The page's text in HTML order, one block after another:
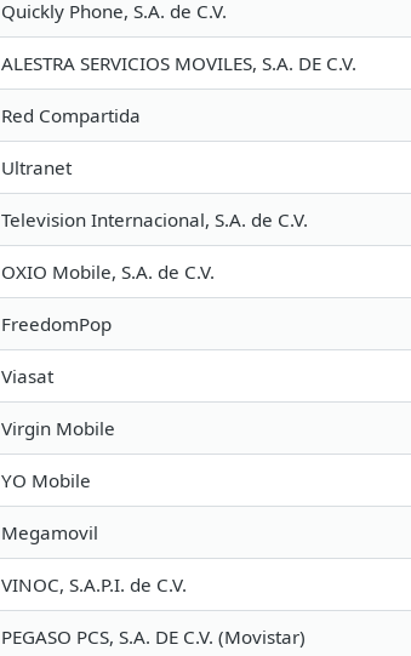
Quickly Phone, S.A. de C.V.
ALESTRA SERVICIOS MOVILES, S.A. DE C.V.
Red Compartida
Ultranet
Television Internacional, S.A. de C.V.
OXIO Mobile, S.A. de C.V.
FreedomPop
Viasat
Virgin Mobile
YO Mobile
Megamovil
VINOC, S.A.P.I. de C.V.
PEGASO PCS, S.A. DE C.V. (Movistar)